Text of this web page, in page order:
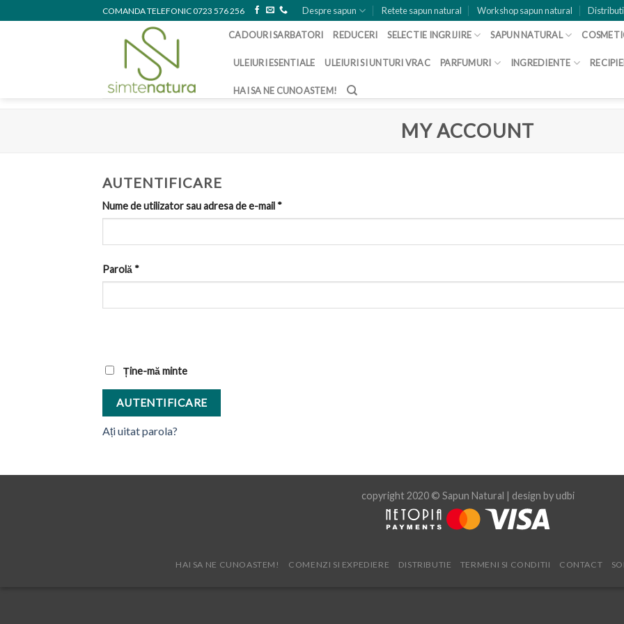
to
COMANDA TELEFONIC 0723 576 256 Despre sapun Retete sapun natural Workshop sapun natural
CADOURI SARBATORI REDUCERI SELECTIE INGRIJIRE SAPUN NATURAL
ULEIURI ESENTIALE ULEIURI SI UNTURI VRAC PARFUMURI INGREDIENTE
HAI SA NE CUNOASTEM!
MY ACCOUNT
AUTENTIFICARE
Nume de utilizator sau adresa de e-mail *
Parolă *
Ține-mă minte
AUTENTIFICARE
Ați uitat parola?
copyright 2020 © Sapun Natural | design byudbi
HAI SA NE CUNOASTEM! COMENZI SI EXPEDIERE DISTRIBUTIE TERMENI SI CONDITII CONTACT